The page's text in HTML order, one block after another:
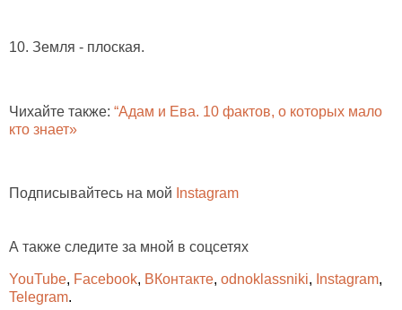
10. Земля - плоская.
Чихайте также: “Адам и Ева. 10 фактов, о которых мало
кто знает»
Подписывайтесь на мой Instagram
А также следите за мной в соцсетях
YouTube, Facebook, ВКонтакте, odnoklassniki, Instagram,
Telegram.